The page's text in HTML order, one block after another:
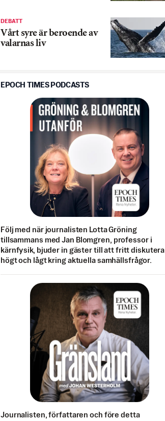
DEBATT
Vårt syre är beroende av
valarnas liv
EPOCH TIMES PODCASTS
Följ med när journalisten Lotta Gröning
tillsammans med Jan Blomgren, professor i
kärnfysik, bjuder in gäster till att fritt diskutera
högt och lågt kring aktuella samhällsfrågor.
Journalisten, författaren och före detta